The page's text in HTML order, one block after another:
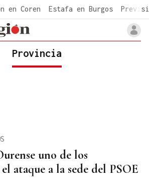
en Coren Estafa en Burgos
Provincia
uno de los
ataque a la sede del PSOE